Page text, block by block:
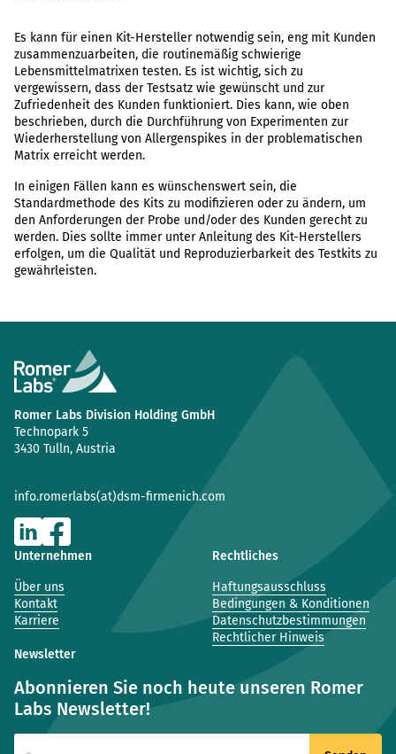
Es kann für einen Kit-Hersteller notwendig sein, eng mit Kunden
zusammenzuarbeiten, die routinemäßig schwierige
Lebensmittelmatrixen testen. Es ist wichtig, sich zu
vergewissern, dass der Testsatz wie gewünscht und zur
Zufriedenheit des Kunden funktioniert. Dies kann, wie oben
beschrieben, durch die Durchführung von Experimenten zur
Wiederherstellung von Allergenspikes in der problematischen
Matrix erreicht werden.
In einigen Fällen kann es wünschenswert sein, die
Standardmethode des Kits zu modifizieren oder zu ändern, um
den Anforderungen der Probe und/oder des Kunden gerecht zu
werden. Dies sollte immer unter Anleitung des Kit-Herstellers
erfolgen, um die Qualität und Reproduzierbarkeit des Testkits zu
gewährleisten.
Romer Labs Division Holding GmbH
Technopark 5
3430 Tulln, Austria
info.romerlabs(at)dsm-firmenich.com
Unternehmen
Über uns
Kontakt
Karriere
Rechtliches
Haftungsausschluss
Bedingungen & Konditionen
Datenschutzbestimmungen
Rechtlicher Hinweis
Newsletter
Abonnieren Sie noch heute unseren Romer
Labs Newsletter!